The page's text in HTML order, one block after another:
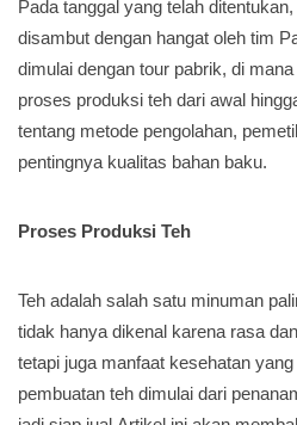
Pada tanggal yang telah
disambut dengan hangat oleh tim
dimulai dengan tour pabrik, di
proses produksi teh dari awal
tentang metode pengolahan,
pentingnya kualitas bahan baku.
Proses Produksi Teh
Teh adalah salah satu minuman
tidak hanya dikenal karena rasa
tetapi juga manfaat kesehatan
pembuatan teh dimulai dari